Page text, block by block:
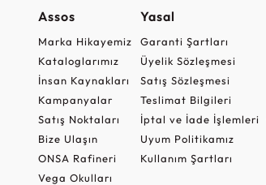
Assos
Marka Hikayemiz
Kataloglarımız
İnsan Kaynakları
Kampanyalar
Satış Noktaları
Bize Ulaşın
ONSA Rafineri
Vega Okulları
Yasal
Garanti Şartları
Üyelik Sözleşmesi
Satış Sözleşmesi
Teslimat Bilgileri
İptal ve İade İşlemleri
Uyum Politikamız
Kullanım Şartları